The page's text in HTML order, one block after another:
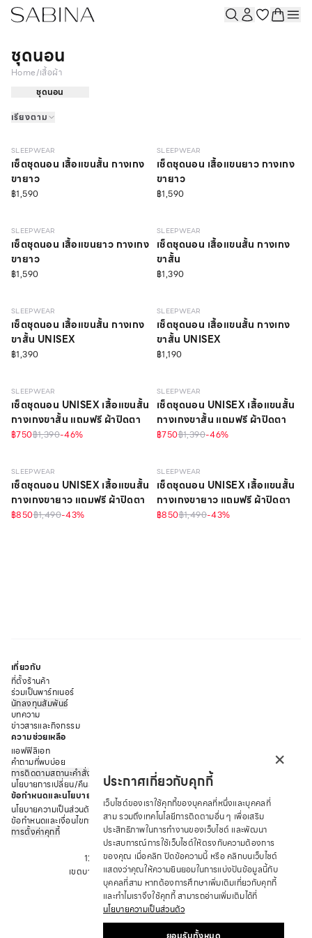
ชุดนอน
Home/เสื้อผ้า
ชุดนอน
เรียงตาม
NEW
SLEEPWEAR
เซ็ตชุดนอน เสื้อแขนสั้น กางเกง
ขายาว
฿1,590
SLEEPWEAR
เซ็ตชุดนอน เสื้อแขนยาว กางเกง
ขายาว
฿1,590
SLEEPWEAR
เซ็ตชุดนอน เสื้อแขนยาว กางเกง
ขายาว
฿1,590
SLEEPWEAR
เซ็ตชุดนอน เสื้อแขนสั้น กางเกง
ขาสั้น
฿1,390
SLEEPWEAR
เซ็ตชุดนอน เสื้อแขนสั้น กางเกง
ขาสั้น UNISEX
฿1,390
SLEEPWEAR
เซ็ตชุดนอน เสื้อแขนสั้น กางเกง
ขาสั้น UNISEX
฿1,190
SLEEPWEAR
เซ็ตชุดนอน UNISEX เสื้อแขนสั้น
กางเกงขาสั้น แถมฟรี ผ้าปิดตา
฿750฿1,390-46%
SLEEPWEAR
เซ็ตชุดนอน UNISEX เสื้อแขนสั้น
กางเกงขาสั้น แถมฟรี ผ้าปิดตา
฿750฿1,390-46%
SLEEPWEAR
เซ็ตชุดนอน UNISEX เสื้อแขนสั้น
กางเกงขายาว แถมฟรี ผ้าปิดตา
฿850฿1,490-43%
SLEEPWEAR
เซ็ตชุดนอน UNISEX เสื้อแขนสั้น
กางเกงขายาว แถมฟรี ผ้าปิดตา
฿850฿1,490-43%
เกี่ยวกับ
ที่ตั้งร้านค้า
ร่วมเป็นพาร์ทเนอร์
นักลงทุนสัมพันธ์
บทความ
ข่าวสารและกิจกรรม
ความช่วยเหลือ
แอฟฟิลิเอท
คำถามที่พบบ่อย
การติดตามสถานะคำสั่งซื้อ
นโยบายการเปลี่ยน/คืนสินค้า
ข้อกำหนดและนโยบาย
นโยบายความเป็นส่วนตัว
ข้อกำหนดและเงื่อนไขการให้บริการ
การตั้งค่าคุกกี้
บริษัท ซาบีน่า ฟาร์อีสท์ จำกัด
12 ถนนอรุณอมรินทร์ แขวงอรุณอมรินทร์
เขตบางกอกน้อย จังหวัด กรุงเทพมหานคร 10700
โทร : +66 2 422 9430
อีเมล: CRM@SABINA.CO.TH
×
ประกาศเกี่ยวกับคุกกี้
เว็บไซต์ของเราใช้คุกกี้ของบุคคลที่หนึ่งและบุคคลที่
สาม รวมถึงเทคโนโลยีการติดตามอื่น ๆ เพื่อเสริม
ประสิทธิภาพในการทำงานของเว็บไซต์ และพัฒนา
ประสบการณ์การใช้เว็บไซต์ให้ตรงกับความต้องการ
ของคุณ เมื่อคลิก ปิดข้อความนี้ หรือ คลิกบนเว็บไซต์
แสดงว่าคุณให้ความยินยอมในการแบ่งปันข้อมูลนี้กับ
บุคคลที่สาม หากต้องการศึกษาเพิ่มเติมเกี่ยวกับคุกกี้
และทำไมเราจึงใช้คุกกี้ สามารถอ่านเพิ่มเติมได้ที่
นโยบายความเป็นส่วนตัว